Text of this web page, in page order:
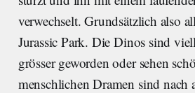
verwechselt. Grundsätzlich also
Jurassic Park. Die Dinos sind
grösser geworden oder sehen
menschlichen Dramen sind nach